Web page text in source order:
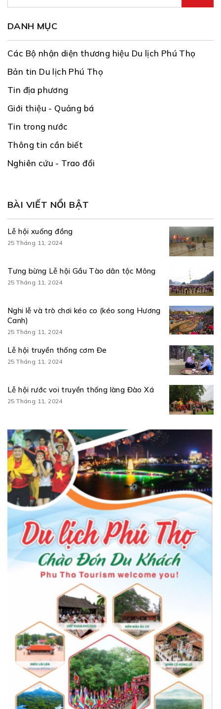
DANH MỤC
Các Bộ nhận diện thương hiệu Du lịch Phú Thọ
Bản tin Du lịch Phú Thọ
Tin địa phương
Giới thiệu - Quảng bá
Tin trong nước
Thông tin cần biết
Nghiên cứu - Trao đổi
BÀI VIẾT NỔI BẬT
Lễ hội xuống đồng
25 Tháng 11, 2024
Tưng bừng Lễ hội Gầu Tào dân tộc Mông
25 Tháng 11, 2024
Nghi lễ và trò chơi kéo co (kéo song Hương
Canh)
25 Tháng 11, 2024
Lễ hội truyền thống cơm Đe
25 Tháng 11, 2024
Lễ hội rước voi truyền thống làng Đào Xá
25 Tháng 11, 2024